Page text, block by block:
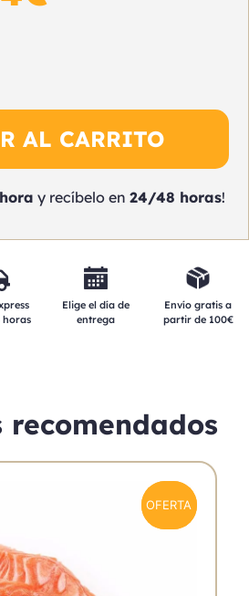
AL CARRITO
y recíbelo en 24/48 horas!
horas
Elige el día de
entrega
Envío gratis a
partir de 100€
recomendados
OFERTA
OFERTA